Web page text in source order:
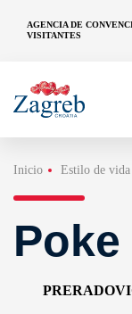
AGENCIA DE
VISITANTES
Inicio Estilo de vida